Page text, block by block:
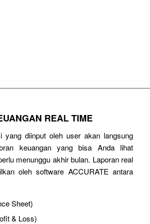
REAL TIME
yang diinput oleh user akan langsung
keuangan yang bisa Anda lihat
menunggu akhir bulan. Laporan real
oleh software ACCURATE antara
Sheet)
& Loss)